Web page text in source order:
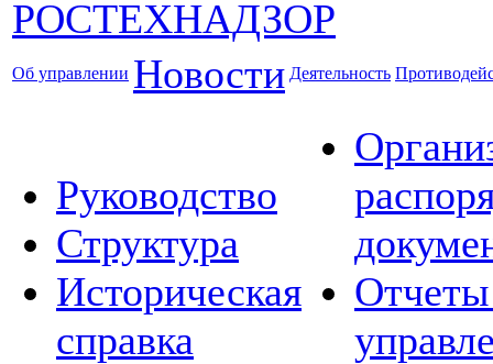
Об управлении Новости Деятельность
Руководство
Структура
Историческая
справка
Отчеты